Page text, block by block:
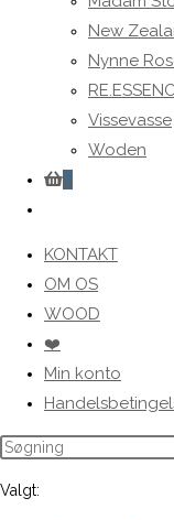
New
Nynne
Vissevasse
Woden
0
search
KONTAKT
OM OS
WOOD
❤️
Min konto
Valgt: